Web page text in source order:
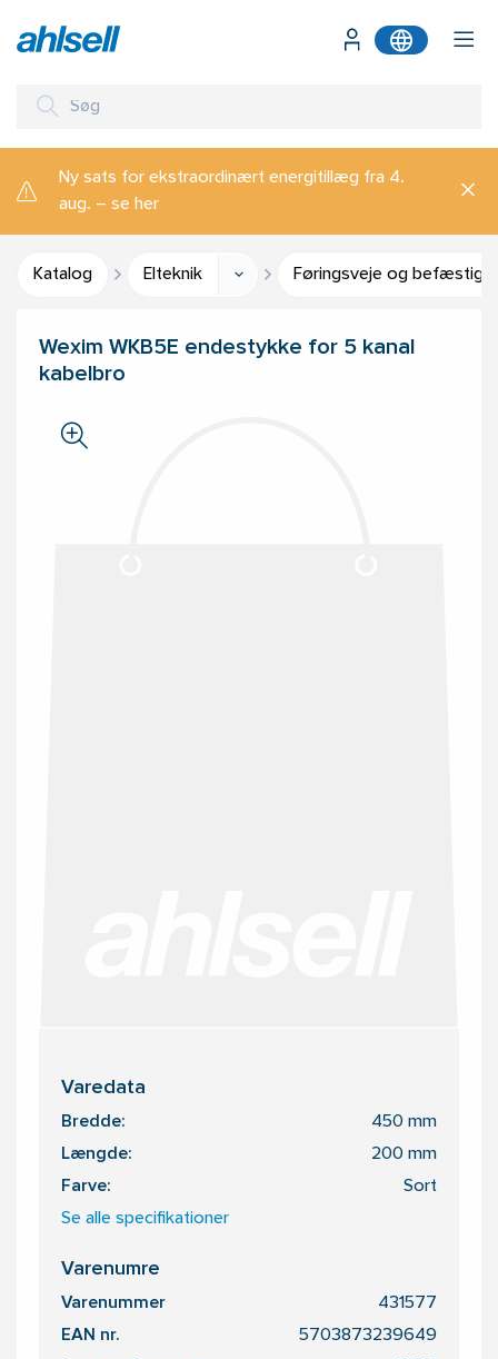
Ny sats for ekstraordinært energitillæg fra 4.
aug. – se her
Katalog Elteknik Føringsveje og
Wexim WKB5E endestykke for 5 kanal
kabelbro
Varedata
Bredde: 450 mm
Længde: 200 mm
Farve: Sort
Se alle specifikationer
Varenumre
Varenummer 431577
EAN nr. 5703873239649